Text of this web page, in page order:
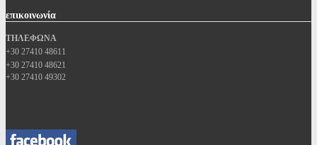
επικοινωνία
ΤΗΛΕΦΩΝΑ
+30 27410 48611
+30 27410 48621
+30 27410 49302